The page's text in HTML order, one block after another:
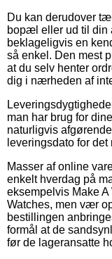
Du kan derudover
bopæl eller ud til din
beklageligvis en
så enkel. Den mest
at du selv henter
dig i nærheden af
man har brug for
naturligvis
leveringsdato for
Masser af online
enkelt hverdag på
eksempelvis Make
Watches, men vær
bestillingen
formål at de
før de lageransatte